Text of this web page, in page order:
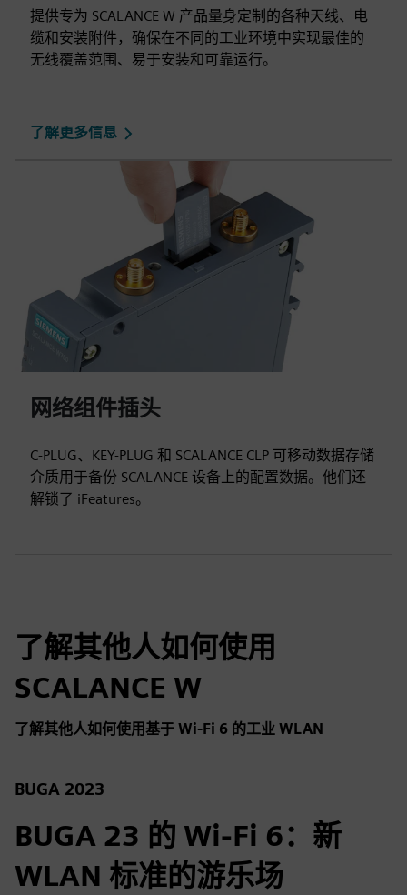
提供专为 SCALANCE W 产品量身定制的各种天线、电
缆和安装附件，确保在不同的工业环境中实现最佳的
无线覆盖范围、易于安装和可靠运行。
了解更多信息
网络组件插头
C-PLUG、KEY-PLUG 和 SCALANCE CLP 可移动数据存储
介质用于备份 SCALANCE 设备上的配置数据。他们还
解锁了 iFeatures。
了解其他人如何使用
SCALANCE W
了解其他人如何使用基于 Wi-Fi 6 的工业 WLAN
BUGA 2023
BUGA 23 的 Wi-Fi 6：新
WLAN 标准的游乐场